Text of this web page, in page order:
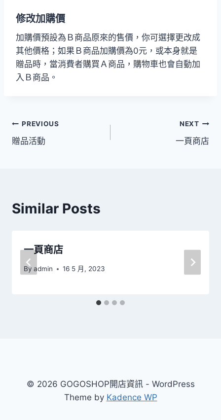
修改加購價
加購價預設為Ｂ商品原來的售價，你可選擇更改成
其他價格；如果Ｂ商品加購價為0元，或本身就是
贈品時，當消費者購買Ａ商品，購物車也會自動加
入Ｂ商品。
文
章
PREVIOUS
贈品活動
NEXT
一頁商店
Similar Posts
一頁商店
By admin 16 5 月, 2023
© 2026 GOGOSHOP開店資訊 - WordPress
Theme by Kadence WP